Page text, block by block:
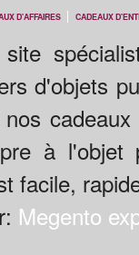
D'AFFAIRES CADEAUX
d'objets
à l'objet
facile,
Megento